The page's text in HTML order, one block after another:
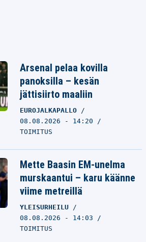
Arsenal pelaa kovilla
panoksilla – kesän
jättisiirto maaliin
EUROJALKAPALLO
08.08.2026 - 14:20
TOIMITUS
Mette Baasin EM-unelma
murskaantui – karu käänne
viime metreillä
YLEISURHEILU
08.08.2026 - 14:03
TOIMITUS